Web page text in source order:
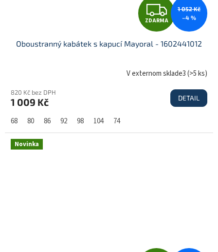
Z
D
A
R
M
ZDARMA
1 052 Kč
–4 %
Oboustranný kabátek s kapucí Mayoral - 1602441012
V externom sklade3(>5 ks)
820 Kč bez DPH
1 009 Kč DETAIL
68 80 86 92 98 104 74
Novinka